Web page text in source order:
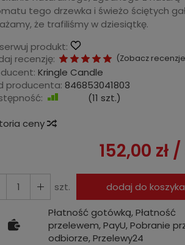
tego drzewka i świeżo ściętych
że trafiliśmy w dziesiątkę.
produkt:
recenzję:
(Zobacz recenzje
Kringle Candle
producenta: 846853041803
(11 szt.)
ceny
152,00 zł /
szt.
dodaj do koszyka
Płatność gotówką, Płatność
przelewem, PayU, Pobranie
odbiorze, Przelewy24